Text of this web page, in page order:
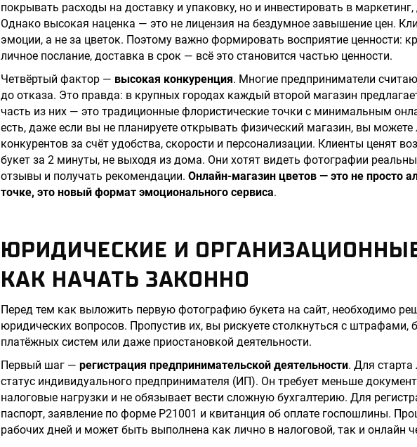
покрывать расходы на доставку и упаковку, но и инвестировать в маркетинг,
Однако высокая наценка — это не лицензия на бездумное завышение цен.
эмоции, а не за цветок. Поэтому важно формировать восприятие ценности:
личное послание, доставка в срок — всё это становится частью ценности.
Четвёртый фактор — высокая конкуренция. Многие предприниматели
до отказа. Это правда: в крупных городах каждый второй магазин
часть из них — это традиционные флористические точки с минимальным
есть, даже если вы не планируете открывать физический магазин, вы можете
конкурентов за счёт удобства, скорости и персонализации. Клиенты ценят
букет за 2 минуты, не выходя из дома. Они хотят видеть фотографии
отзывы и получать рекомендации. Онлайн-магазин цветов — это не просто
точке, это новый формат эмоционального сервиса.
ЮРИДИЧЕСКИЕ И
КАК НАЧАТЬ ЗАКОННО
Перед тем как выложить первую фотографию букета на сайт, необходимо
юридических вопросов. Пропустив их, вы рискуете столкнуться с штрафами,
платёжных систем или даже приостановкой деятельности.
Первый шаг — регистрация предпринимательской деятельности. Для старта
статус индивидуального предпринимателя (ИП). Он требует меньше
налоговые нагрузки и не обязывает вести сложную бухгалтерию. Для
паспорт, заявление по форме Р21001 и квитанция об оплате госпошлины.
рабочих дней и может быть выполнена как лично в налоговой, так и онлайн